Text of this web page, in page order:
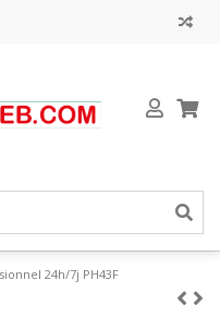
24h/7j PH43F